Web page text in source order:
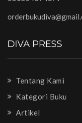
DIVA PRESS
Tentang Kami
Kategori Buku
Artikel